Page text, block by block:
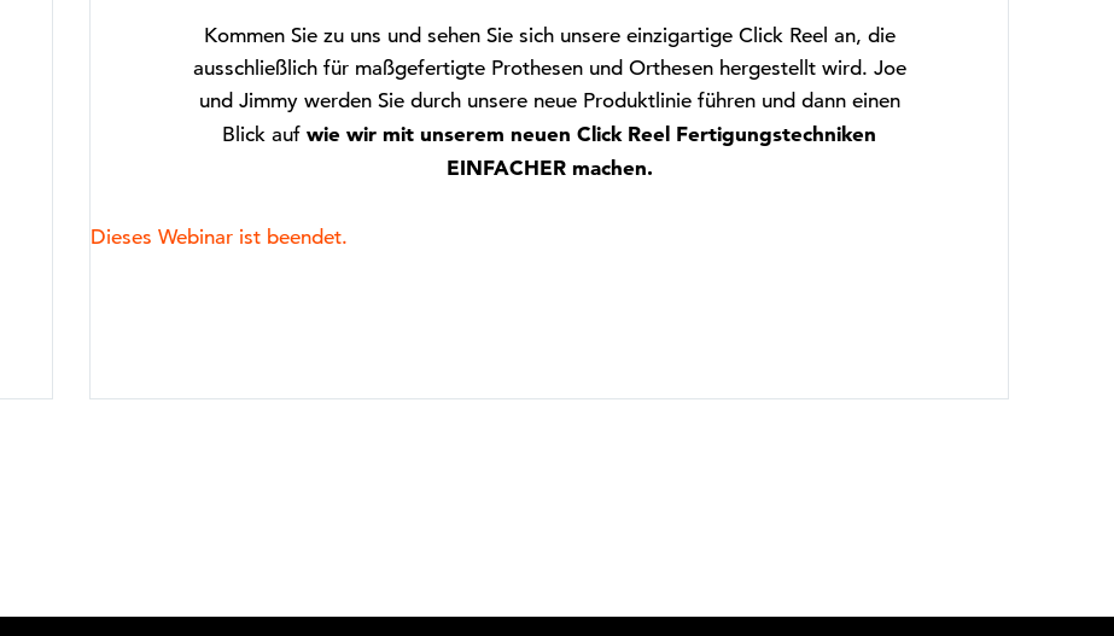
Kommen Sie zu uns und sehen Sie sich unsere einzigartige Click Reel an, die
ausschließlich für maßgefertigte Prothesen und Orthesen hergestellt wird. Joe
und Jimmy werden Sie durch unsere neue Produktlinie führen und dann einen
Blick auf wie wir mit unserem neuen Click Reel Fertigungstechniken
EINFACHER machen.
Dieses Webinar ist beendet.